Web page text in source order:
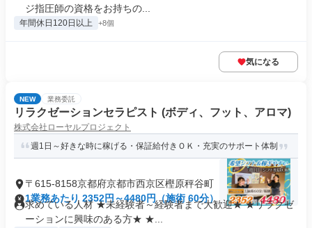
ジ指圧師の資格をお持ちの...
年間休日120日以上 +8個
気になる
NEW 業務委託
リラクゼーションセラピスト (ボディ、フット、アロマ)
株式会社ローヤルプロジェクト
週1日～好きな時に稼げる・保証給付きＯＫ・充実のサポート体制
〒615-8158京都府京都市西京区樫原秤谷町
1業務あたり 2352円～4480円（施術 60分）
求めている人材 ★未経験者～経験者まで大歓迎★ ★リラクゼ
ーションに興味のある方★ ★...